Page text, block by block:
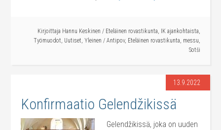
Kirjoittaja Hannu Keskinen / Eteläinen rovastikunta, IK ajankohtaista,
Työmuodot, Uutiset, Yleinen / Antipov, Eteläinen rovastikunta, messu,
Sotši
13.9.2022
Konfirmaatio Gelendžikissä
Gelendžikissä, joka on uuden